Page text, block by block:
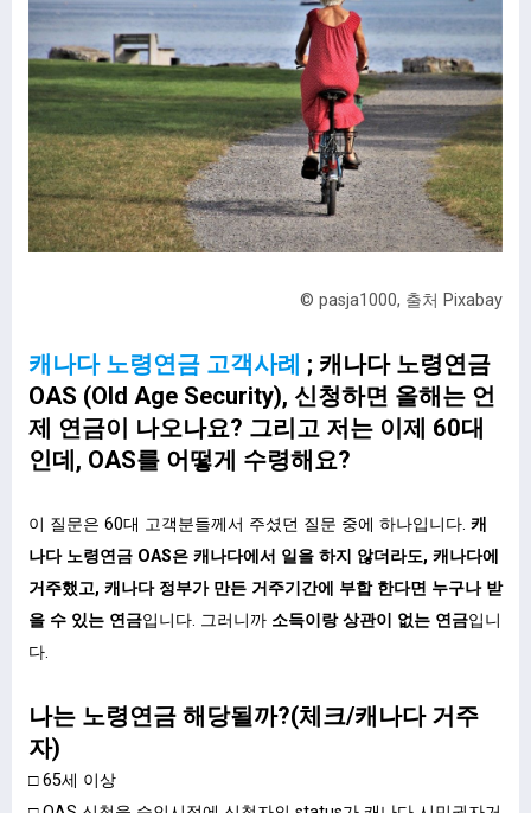
© pasja1000, 출처 Pixabay
캐나다 노령연금 고객사례 ; 캐나다 노령연금
OAS (Old Age Security), 신청하면 올해는 언
제 연금이 나오나요? 그리고 저는 이제 60대
인데, OAS를 어떻게 수령해요?
이 질문은 60대 고객분들께서 주셨던 질문 중에 하나입니다. 캐
나다 노령연금 OAS은 캐나다에서 일을 하지 않더라도, 캐나다에
거주했고, 캐나다 정부가 만든 거주기간에 부합 한다면 누구나 받
을 수 있는 연금입니다. 그러니까 소득이랑 상관이 없는 연금입니
다.
나는 노령연금 해당될까?(체크/캐나다 거주
자)
□ 65세 이상